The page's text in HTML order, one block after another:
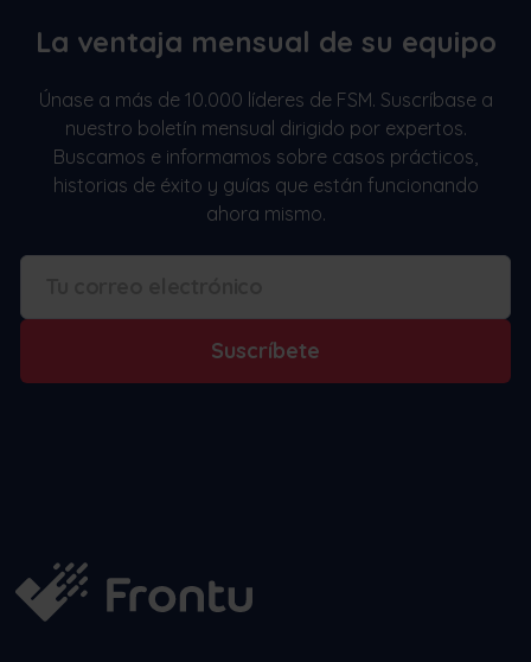
La ventaja mensual de su equipo
Únase a más de 10.000 líderes de FSM. Suscríbase a
nuestro boletín mensual dirigido por expertos.
Buscamos e informamos sobre casos prácticos,
historias de éxito y guías que están funcionando
ahora mismo.
Suscríbete